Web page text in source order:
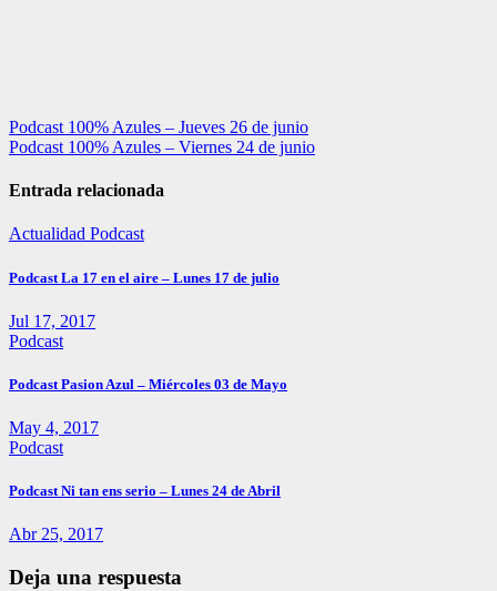
Navegación
de
entradas
Podcast 100% Azules – Jueves 26 de junio
Podcast 100% Azules – Viernes 24 de junio
Entrada relacionada
Actualidad Podcast
Podcast La 17 en el aire – Lunes 17 de julio
Jul 17, 2017
Podcast
Podcast Pasion Azul – Miércoles 03 de Mayo
May 4, 2017
Podcast
Podcast Ni tan ens serio – Lunes 24 de Abril
Abr 25, 2017
Deja una respuesta